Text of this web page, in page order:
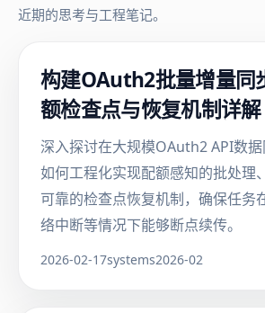
近期的思考与工程笔记。
构建OAuth2批量增量同
额检查点与恢复机制详解
深入探讨在大规模OAuth2 API数据
如何工程化实现配额感知的批处理
可靠的检查点恢复机制，确保任务
络中断等情况下能够断点续传。
2026-02-17systems2026-02